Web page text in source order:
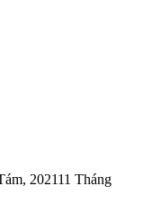
202111 Tháng